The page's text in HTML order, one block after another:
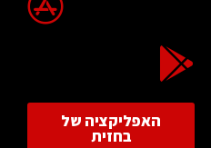
האפליקציה של
בחזית